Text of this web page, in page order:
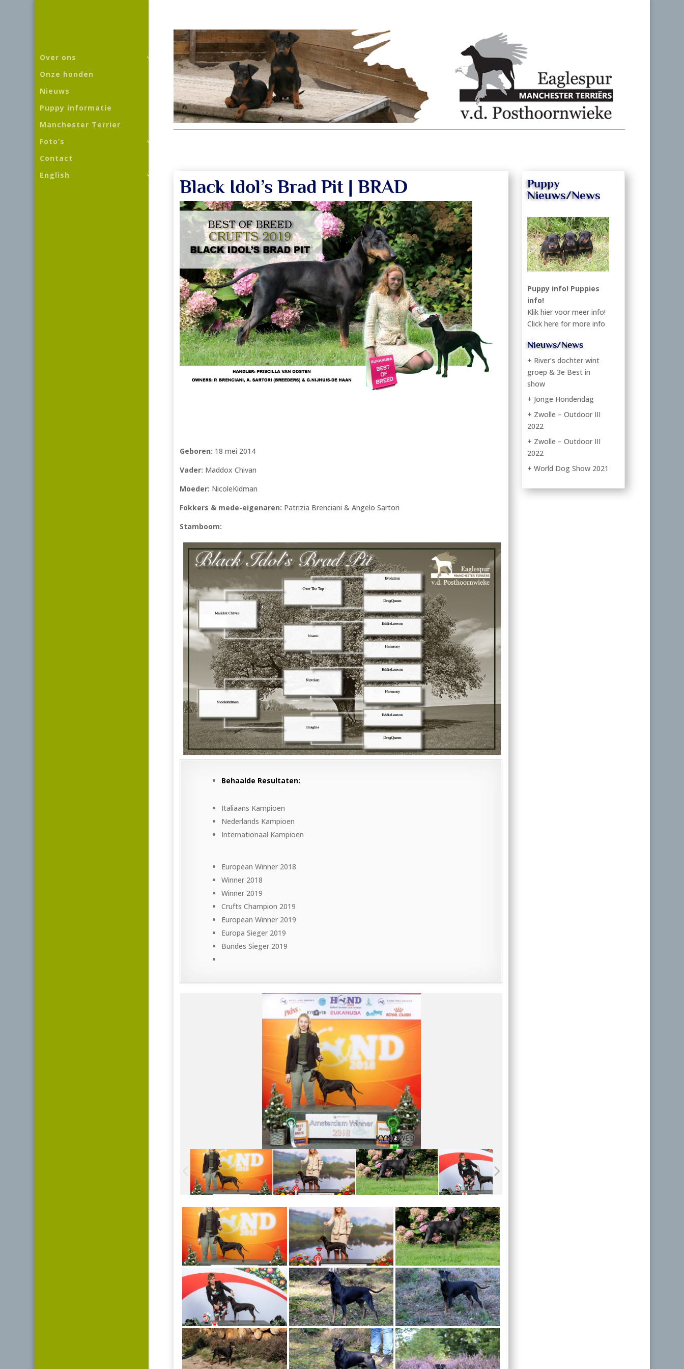
Over ons
Onze honden
Nieuws
Puppy informatie
Manchester Terrier
Foto’s
Contact
English
Black Idol’s Brad Pit | BRAD
Geboren: 18 mei 2014
Vader: Maddox Chivan
Moeder: NicoleKidman
Fokkers & mede-eigenaren: Patrizia Brenciani & Angelo Sartori
Stamboom:
Behaalde Resultaten:
Italiaans Kampioen
Nederlands Kampioen
Internationaal Kampioen
European Winner 2018
Winner 2018
Winner 2019
Crufts Champion 2019
European Winner 2019
Europa Sieger 2019
Bundes Sieger 2019
Puppy
Nieuws/News
Puppy info! Puppies
info!
Klik hier voor meer info!
Click here for more info
Nieuws/News
+ River’s dochter wint
groep & 3e Best in
show
+ Jonge Hondendag
+ Zwolle – Outdoor III
2022
+ Zwolle – Outdoor III
2022
+ World Dog Show 2021